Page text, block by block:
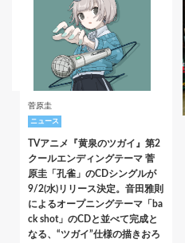
菅原圭
ニュース
TVアニメ『黄泉のツガイ』第2
クールエンディングテーマ 菅
原圭「孔雀」のCDシングルが
9/2(水)リリース決定。音田雅則
によるオープニングテーマ「ba
ck shot」のCDと並べて完成と
なる、“ツガイ”仕様の描きおろ